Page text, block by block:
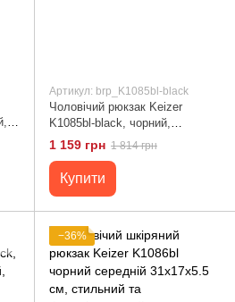
2
Артикул: brp_K1085bl-black
Чоловічий рюкзак Keizer
K1085bl-black, чорний,
середній, натуральна шкіра, 2
відділення
1 159 грн 1 814 грн
Купити
−36%